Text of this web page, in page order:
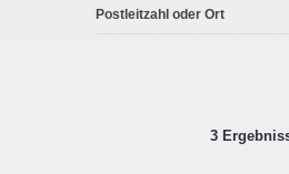
Postleitzahl oder Ort
3